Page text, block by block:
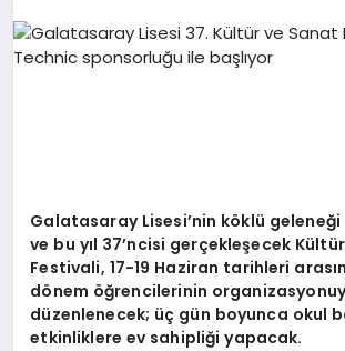
EĞITIM
Galatasaray Lisesi’nin köklü
ve bu yıl 37’ncisi gerçekleşecek
Festivali, 17-19 Haziran tarihleri
dönem öğrencilerinin
düzenlenecek; üç gün boyunca okul
etkinliklere ev sahipliği yapacak.